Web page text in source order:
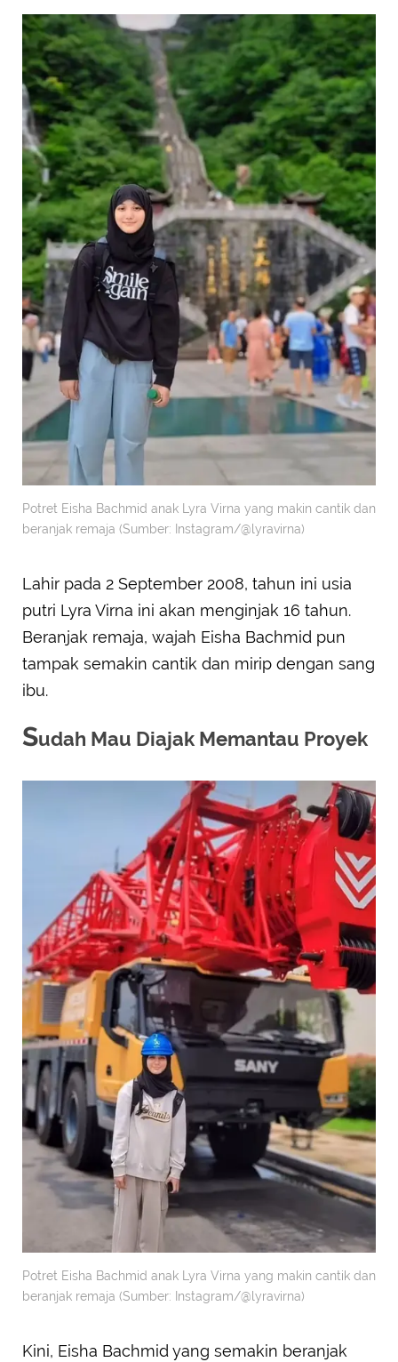
Potret Eisha Bachmid anak Lyra Virna yang makin cantik dan
beranjak remaja (Sumber: Instagram/@lyravirna)
Lahir pada 2 September 2008, tahun ini usia
putri Lyra Virna ini akan menginjak 16 tahun.
Beranjak remaja, wajah Eisha Bachmid pun
tampak semakin cantik dan mirip dengan sang
ibu.
Sudah Mau Diajak Memantau Proyek
Potret Eisha Bachmid anak Lyra Virna yang makin cantik dan
beranjak remaja (Sumber: Instagram/@lyravirna)
Kini, Eisha Bachmid yang semakin beranjak